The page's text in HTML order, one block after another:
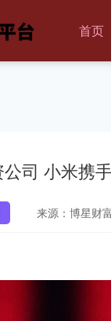
首页
司 小米携
来源：博星财